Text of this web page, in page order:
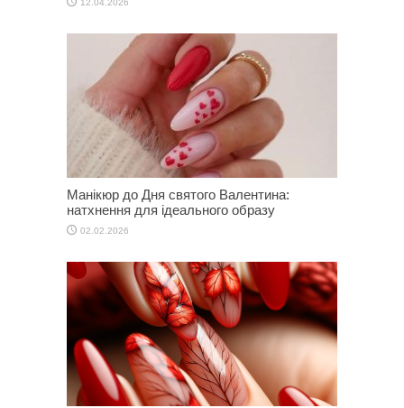
Манікюр до Дня святого Валентина:
натхнення для ідеального образу
02.02.2026